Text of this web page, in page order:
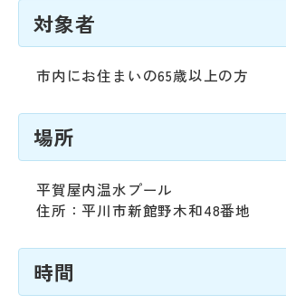
対象者
市内にお住まいの65歳以上の方
場所
平賀屋内温水プール
住所：平川市新館野木和48番地
時間